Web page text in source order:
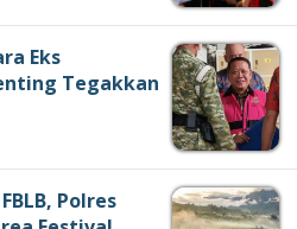
Eks
Tegakkan
Polres